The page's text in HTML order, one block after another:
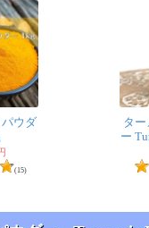
ディン様
抗炎症作用が高く、ブ
で効果2000倍と何かで
しょっちゅうターメリ
、マヌカハニーとター
ハニーにして舐めたり
ックを塗っています。
保証されているので、
ウダ
(15)
タ
ー
イ